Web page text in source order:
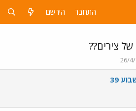
התחבר הירשם
צירים??
26/
39